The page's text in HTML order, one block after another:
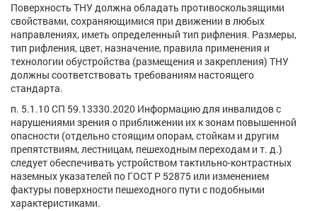
Поверхность ТНУ должна обладать противоскользящими
свойствами, сохраняющимися при движении в любых
направлениях, иметь определенный тип рифления. Размеры,
тип рифления, цвет, назначение, правила применения и
технологии обустройства (размещения и закрепления) ТНУ
должны соответствовать требованиям настоящего
стандарта.
п. 5.1.10 СП 59.13330.2020 Информацию для инвалидов с
нарушениями зрения о приближении их к зонам повышенной
опасности (отдельно стоящим опорам, стойкам и другим
препятствиям, лестницам, пешеходным переходам и т. д.)
следует обеспечивать устройством тактильно-контрастных
наземных указателей по ГОСТ Р 52875 или изменением
фактуры поверхности пешеходного пути с подобными
характеристиками.